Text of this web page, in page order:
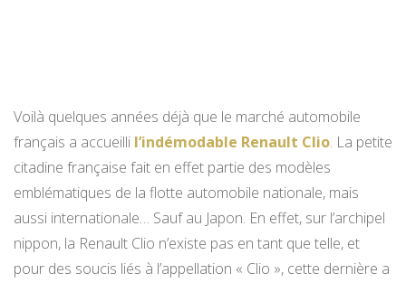
Voilà quelques années déjà que le marché automobile
français a accueilli l’indémodable Renault Clio. La petite
citadine française fait en effet partie des modèles
emblématiques de la flotte automobile nationale, mais
aussi internationale… Sauf au Japon. En effet, sur l’archipel
nippon, la Renault Clio n’existe pas en tant que telle, et
pour des soucis liés à l’appellation « Clio », cette dernière a